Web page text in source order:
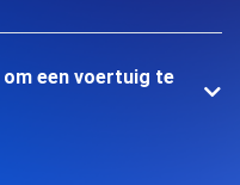
een voertuig te